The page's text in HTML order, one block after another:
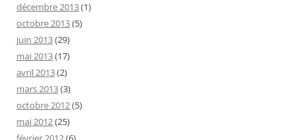
décembre 2013(1)
octobre 2013(5)
juin 2013(29)
mai 2013(17)
avril 2013(2)
mars 2013(3)
octobre 2012(5)
mai 2012(25)